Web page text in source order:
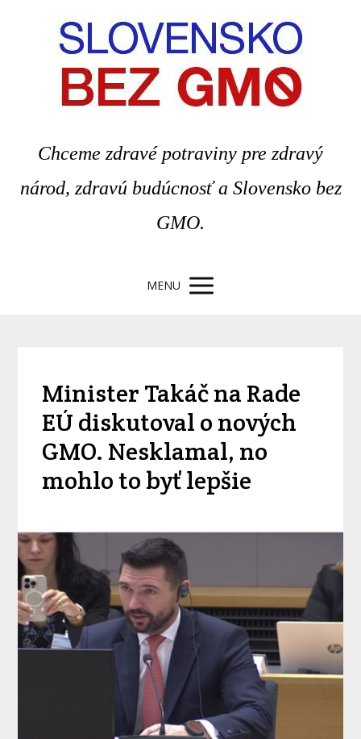
Chceme zdravé potraviny pre zdravý
národ, zdravú budúcnosť a Slovensko bez
GMO.
MENU
Minister Takáč na Rade
EÚ diskutoval o nových
GMO. Nesklamal, no
mohlo to byť lepšie